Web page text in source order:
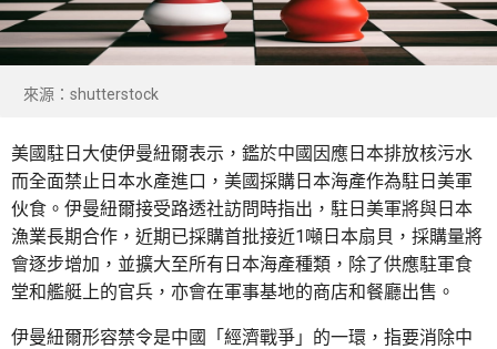
來源：shutterstock
美國駐日大使伊曼紐爾表示，鑑於中國因應日本排放核污水
而全面禁止日本水產進口，美國採購日本海產作為駐日美軍
伙食。伊曼紐爾接受路透社訪問時指出，駐日美軍將與日本
漁業長期合作，近期已採購首批接近1噸日本扇貝，採購量將
會逐步增加，並擴大至所有日本海產種類，除了供應駐軍食
堂和艦艇上的官兵，亦會在軍事基地的商店和餐廳出售。
伊曼紐爾形容禁令是中國「經濟戰爭」的一環，指要消除中